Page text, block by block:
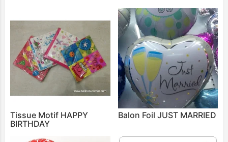
Tissue Motif HAPPY
BIRTHDAY
Balon Foil JUST MARRIED